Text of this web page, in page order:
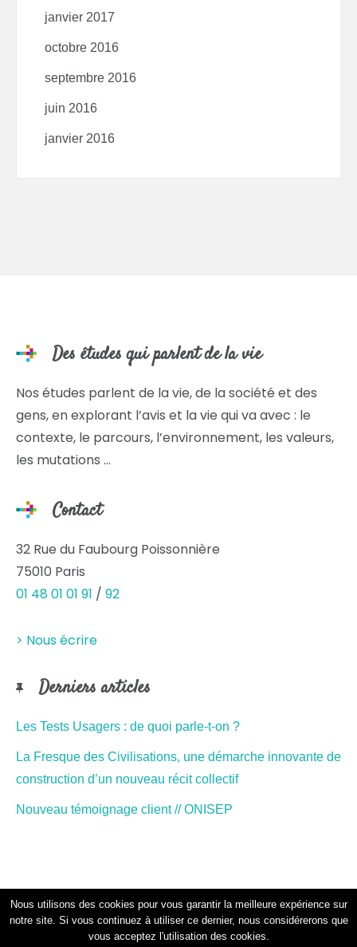
janvier 2017
octobre 2016
septembre 2016
juin 2016
janvier 2016
Des études qui parlent de la vie
Nos études parlent de la vie, de la société et des
gens, en explorant l’avis et la vie qui va avec : le
contexte, le parcours, l’environnement, les valeurs,
les mutations …
Contact
32 Rue du Faubourg Poissonnière
75010 Paris
01 48 01 01 91 / 92
> Nous écrire
Derniers articles
Les Tests Usagers : de quoi parle-t-on ?
La Fresque des Civilisations, une démarche innovante de
construction d’un nouveau récit collectif
Nouveau témoignage client // ONISEP
© Senzo Études, All rights reserved. Designed byLi-Nó
Nous utilisons des cookies pour vous garantir la meilleure expérience sur
notre site. Si vous continuez à utiliser ce dernier, nous considérerons que
vous acceptez l'utilisation des cookies.